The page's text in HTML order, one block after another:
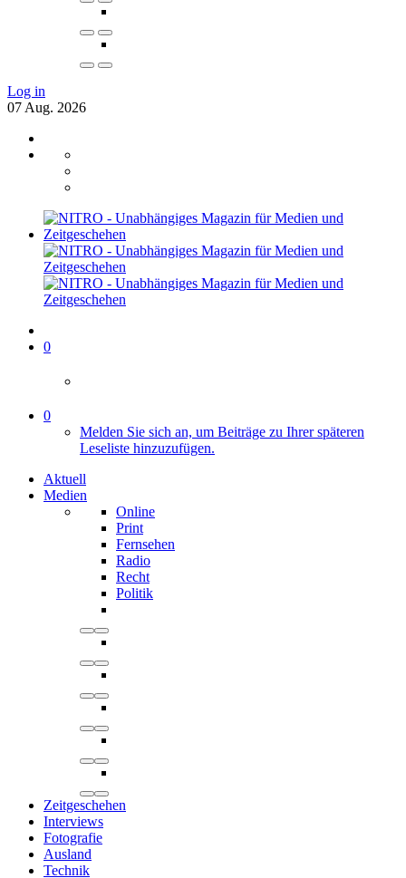
Log in
07 Aug. 2026
0
0
Melden Sie sich an, um Beiträge zu Ihrer späteren
Leseliste hinzuzufügen.
Aktuell
Medien
Online
Print
Fernsehen
Radio
Recht
Politik
Zeitgeschehen
Interviews
Fotografie
Ausland
Technik